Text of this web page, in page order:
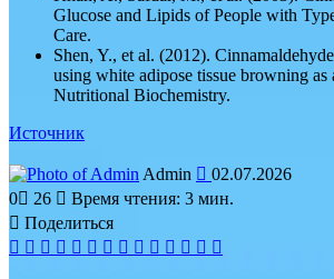
Glucose and Lipids of People with
Care.
Shen, Y., et al. (2012).
using white adipose tissue browning as
Nutritional Biochemistry.
Источник
Admin
Send
email
02.07.2026
0
26
Время чтения: 3 мин.
Поделиться
Facebook
Twitter
LinkedIn
Tumblr
Reddit
Вконтакте
Одноклассники
Skype
WhatsApp
Telegram
Viber
LineПоделиться